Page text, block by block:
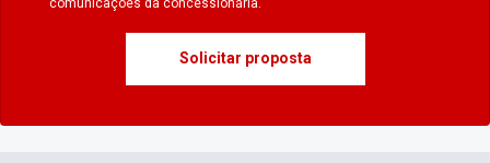
comunicações da concessionária.
Solicitar proposta